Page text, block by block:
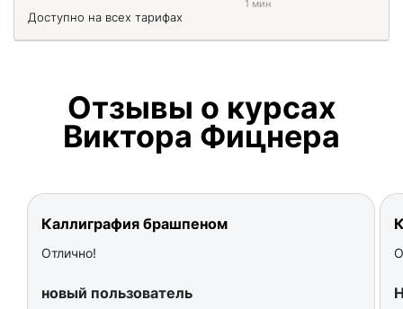
Доступно на всех тарифах
1 мин
Отзывы о курсах
Виктора Фицнера
Каллиграфия брашпеном
Отлично!
новый пользователь